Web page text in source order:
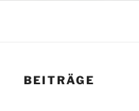
BEITRÄGE